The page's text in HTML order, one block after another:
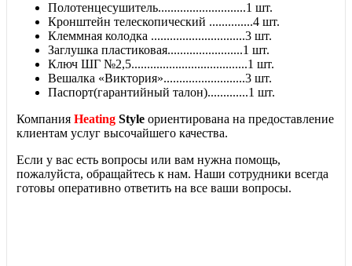
Полотенцесушитель............................1 шт.
Кронштейн телескопический ..............4 шт.
Клеммная колодка ..............................3 шт.
Заглушка пластиковая........................1 шт.
Ключ ШГ №2,5.....................................1 шт.
Вешалка «Виктория»..........................3 шт.
Паспорт(гарантийный талон).............1 шт.
Компания Heating Style ориентирована на предоставление
клиентам услуг высочайшего качества.
Если у вас есть вопросы или вам нужна помощь,
пожалуйста, обращайтесь к нам. Наши сотрудники всегда
готовы оперативно ответить на все ваши вопросы.